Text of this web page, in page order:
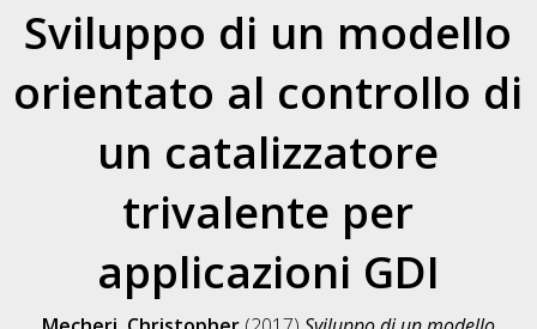
Sviluppo di un modello
orientato al controllo di
un catalizzatore
trivalente per
applicazioni GDI